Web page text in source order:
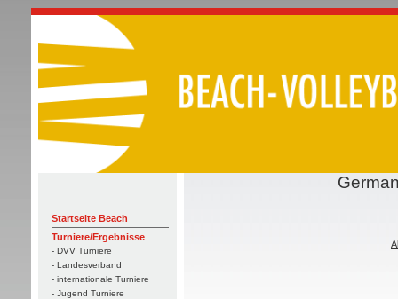
Startseite Beach
Turniere/Ergebnisse
- DVV Turniere
- Landesverband
- internationale Turniere
- Jugend Turniere